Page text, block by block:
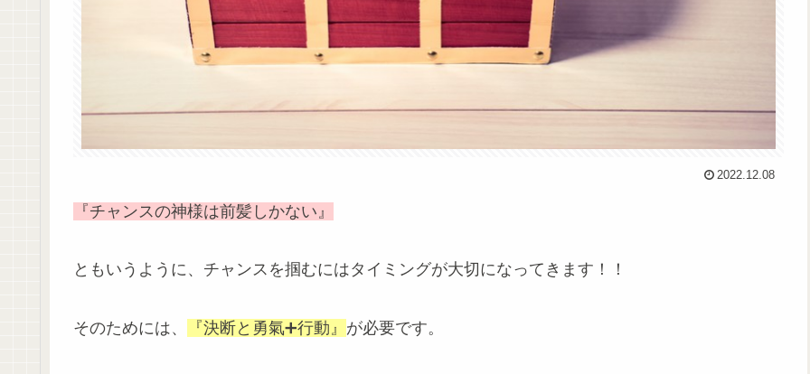
2022.12.08
『チャンスの神様は前髪しかない』
ともいうように、チャンスを掴むにはタイミングが大切になってきます！！
そのためには、 『決断と勇氣➕行動』 が必要です。